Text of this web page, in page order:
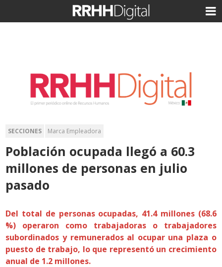
SECCIONES Marca Empleadora
Población ocupada llegó a 60.3
millones de personas en julio
pasado
Del total de personas ocupadas, 41.4 millones (68.6
%) operaron como trabajadoras o trabajadores
subordinados y remunerados al ocupar una plaza o
puesto de trabajo, lo que representó un crecimiento
anual de 1.2 millones.